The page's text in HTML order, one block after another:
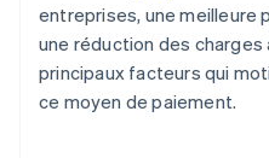
entreprises, une meilleure
une réduction des
principaux facteurs qui
ce moyen de paiement.